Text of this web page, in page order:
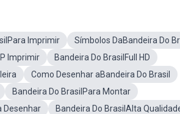
Imprimir
Símbolos DaBandeira Do
Imprimir
Bandeira Do BrasilFull HD
Como Desenhar aBandeira Do Brasil
Bandeira Do BrasilPara Montar
Desenhar
Bandeira Do BrasilAlta